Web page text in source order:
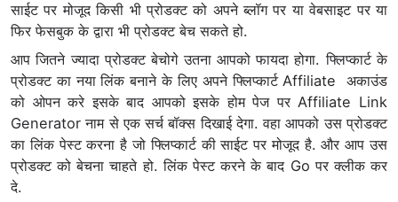
साईट पर मोजूद किसी भी प्रोडक्ट को अपने ब्लॉग पर या वेबसाइट पर या
फिर फेसबुक के द्वारा भी प्रोडक्ट बेच सकते हो.
आप जितने ज्यादा प्रोडक्ट बेचोगे उतना आपको फायदा होगा. फ्लिप्कार्ट के
प्रोडक्ट का नया लिंक बनाने के लिए अपने फ्लिप्कार्ट Affiliate अकाउंड
को ओपन करे इसके बाद आपको इसके होम पेज पर Affiliate Link
Generator नाम से एक सर्च बॉक्स दिखाई देगा. वहा आपको उस प्रोडक्ट
का लिंक पेस्ट करना है जो फ्लिप्कार्ट की साईट पर मोजूद है. और आप उस
प्रोडक्ट को बेचना चाहते हो. लिंक पेस्ट करने के बाद Go पर क्लीक कर
दे.